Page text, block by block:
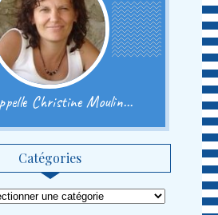
Christine Moulin...
Catégories